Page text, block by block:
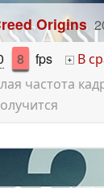
Origins
8 fps +
В
частота